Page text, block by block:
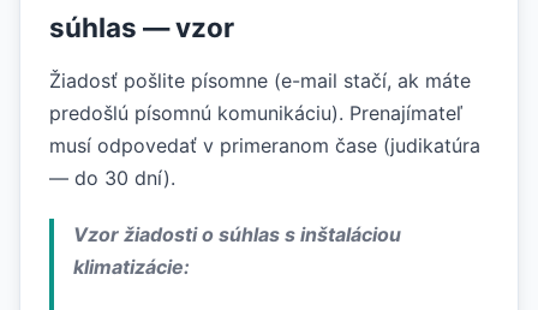
súhlas — vzor
Žiadosť pošlite písomne (e-mail stačí, ak máte
predošlú písomnú komunikáciu). Prenajímateľ
musí odpovedať v primeranom čase (judikatúra
— do 30 dní).
Vzor žiadosti o súhlas s inštaláciou
klimatizácie: